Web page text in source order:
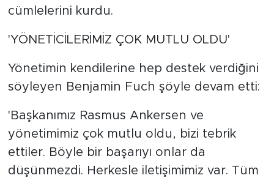
cümlelerini kurdu.
'YÖNETİCİLERİMİZ ÇOK MUTLU OLDU'
Yönetimin kendilerine hep destek verdiğini
söyleyen Benjamin Fuch şöyle devam etti:
'Başkanımız Rasmus Ankersen ve
yönetimimiz çok mutlu oldu, bizi tebrik
ettiler. Böyle bir başarıyı onlar da
düşünmezdi. Herkesle iletişimimiz var. Tüm